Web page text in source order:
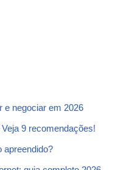
e negociar em 2026
9 recomendações!
apreendido?